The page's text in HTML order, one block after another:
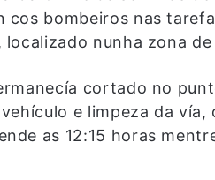
cos bombeiros nas
localizado nunha zona
cortado no
e limpeza da
as 12:15 horas